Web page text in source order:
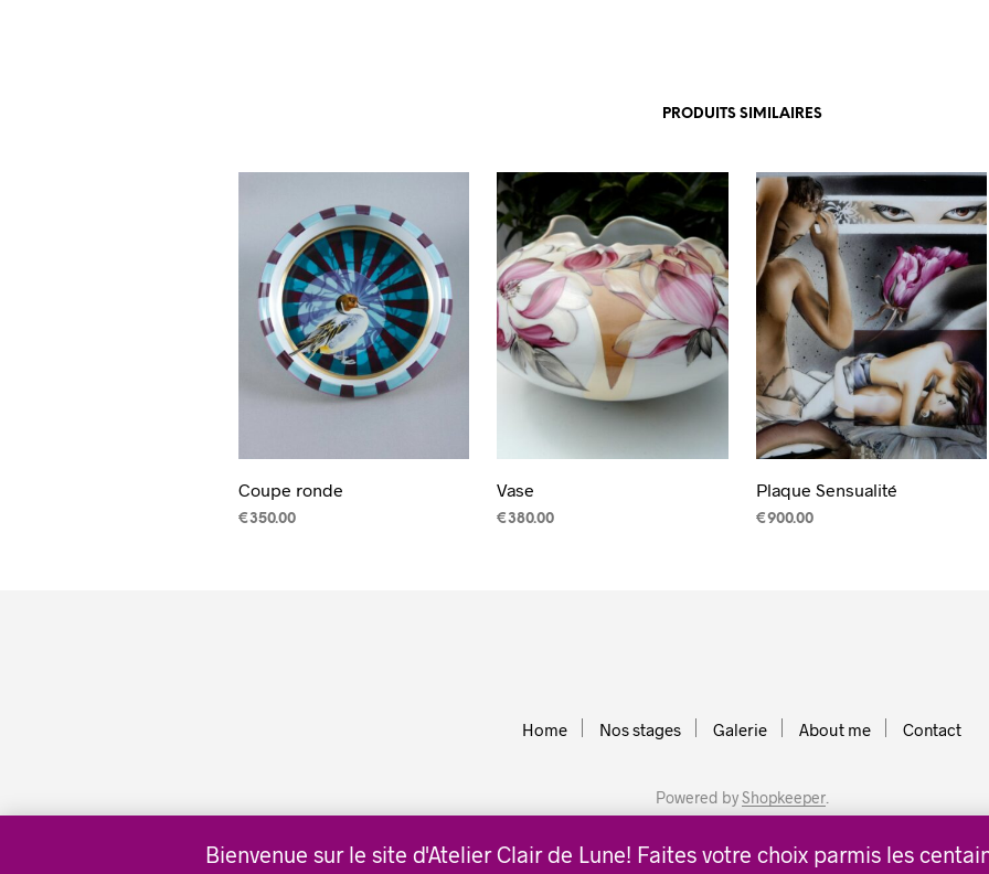
PRODUITS SIMILAIRES
Coupe ronde
€350.00
Vase
€380.00
Plaque Sensualité
€900.00
Home Nos stages Galerie About me Contact
Powered byShopkeeper.
Bienvenue sur le site d'Atelier Clair de Lune! Faites votre choix parmis les